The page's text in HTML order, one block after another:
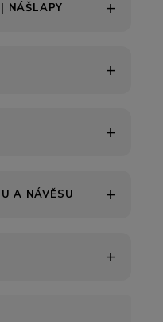
NÁŠLAPY
A NÁVĚSU